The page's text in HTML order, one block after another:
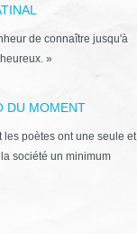
de connaître jusqu'à
»
DU MOMENT
poètes ont une seule et
société un minimum